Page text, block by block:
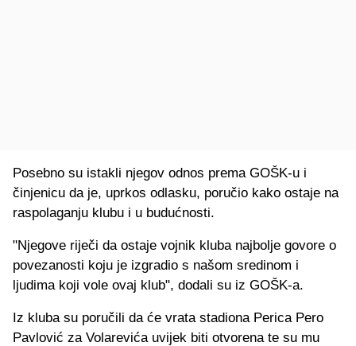
Posebno su istakli njegov odnos prema GOŠK-u i
činjenicu da je, uprkos odlasku, poručio kako ostaje na
raspolaganju klubu i u budućnosti.
"Njegove riječi da ostaje vojnik kluba najbolje govore o
povezanosti koju je izgradio s našom sredinom i
ljudima koji vole ovaj klub", dodali su iz GOŠK-a.
Iz kluba su poručili da će vrata stadiona Perica Pero
Pavlović za Volarevića uvijek biti otvorena te su mu